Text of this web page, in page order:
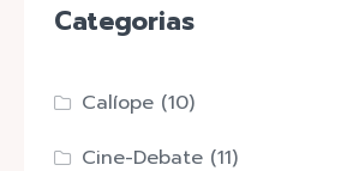
Categorias
Calíope (10)
Cine-Debate (11)